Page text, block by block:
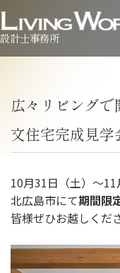
設計士事務所
広々リビング
文住宅完成見学
10月31日（土）～
北広島市にて期間限
皆様ぜひお越しくだ